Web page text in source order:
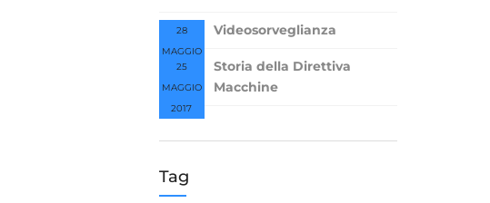
Videosorveglianza
28
MAGGIO
2017
Storia della Direttiva
Macchine
25
MAGGIO
2017
Tag